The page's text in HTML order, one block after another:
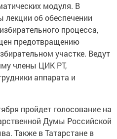
модуля. В
об обеспечении
процесса,
предотвращению
участке. Ведут
члены ЦИК РТ,
аппарата и
пройдет голосование на
Думы Российской
Также в Татарстане в